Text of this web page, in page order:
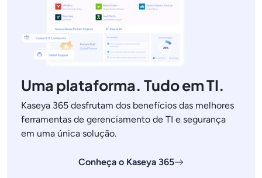
Uma plataforma. Tudo em TI.
Kaseya 365 desfrutam dos benefícios das melhores
ferramentas de gerenciamento de TI e segurança
em uma única solução.
Conheça o Kaseya 365